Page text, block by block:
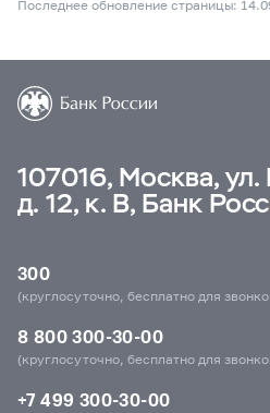
Последнее обновление страницы:
107016, Москва, ул.
д. 12, к. В, Банк
300
(круглосуточно, бесплатно для
8 800 300-30-00
(круглосуточно, бесплатно для
+7 499 300-30-00